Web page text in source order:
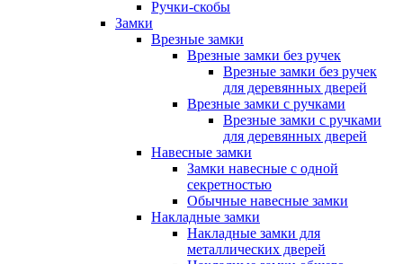
Ручки-скобы
Замки
Врезные замки
Врезные замки без ручек
Врезные замки без ручек
для деревянных дверей
Врезные замки с ручками
Врезные замки с ручками
для деревянных дверей
Навесные замки
Замки навесные с одной
секретностью
Обычные навесные замки
Накладные замки
Накладные замки для
металлических дверей